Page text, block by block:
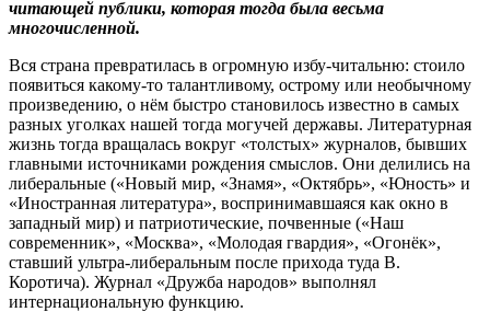
читающей публики, которая тогда была весьма
многочисленной.
Вся страна превратилась в огромную избу-читальню: стоило
появиться какому-то талантливому, острому или необычному
произведению, о нём быстро становилось известно в самых
разных уголках нашей тогда могучей державы. Литературная
жизнь тогда вращалась вокруг «толстых» журналов, бывших
главными источниками рождения смыслов. Они делились на
либеральные («Новый мир, «Знамя», «Октябрь», «Юность» и
«Иностранная литература», воспринимавшаяся как окно в
западный мир) и патриотические, почвенные («Наш
современник», «Москва», «Молодая гвардия», «Огонёк»,
ставший ультра-либеральным после прихода туда В.
Коротича). Журнал «Дружба народов» выполнял
интернациональную функцию.